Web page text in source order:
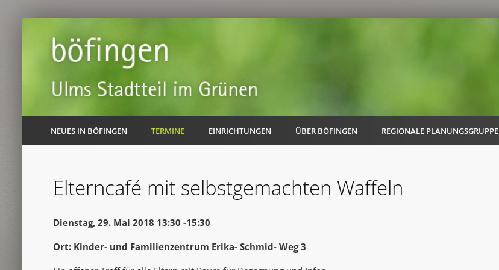
NEUES IN BÖFINGEN TERMINE EINRICHTUNGEN ÜBER BÖFINGEN REGIONALE PLANUNGSGRUPPE
Elterncafé mit selbstgemachten Waffeln
Dienstag, 29. Mai 2018 13:30 -15:30
Ort: Kinder- und Familienzentrum Erika- Schmid- Weg 3